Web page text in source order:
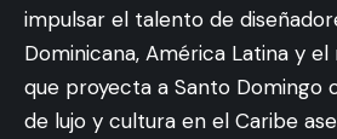
impulsar el talento de
Dominicana, América Latina y
que proyecta a Santo Domingo
de lujo y cultura en el Caribe